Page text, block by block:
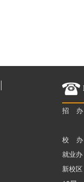
招 办
校 办
就业
新校